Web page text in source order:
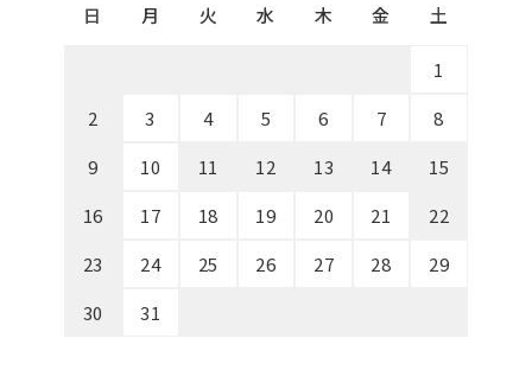
日
月 火 水 木 金 土
1
2
3 4 5 6 7
8
9
10 11 12 13 14
15
16
17 18 19 20 21
22
23
24 25 26 27 28
29
30
31